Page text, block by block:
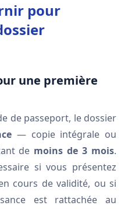
pour
une première
de passeport, le dossier
— copie intégrale ou
de moins de 3 mois.
si vous présentez
cours de validité, ou si
est rattachée au